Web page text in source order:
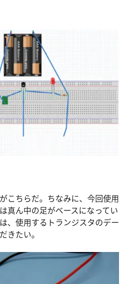
こちらだ。ちなみに、今回使用
真ん中の足がベースになってい
、使用するトランジスタのデー
きたい。